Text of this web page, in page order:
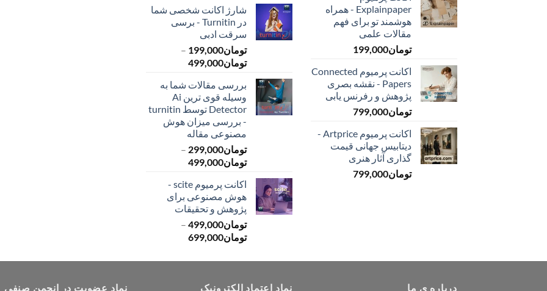
Explainpaper - همراه
هوشمند تو برای فهم
مقالات علمی
تومان199,000
اکانت پرمیوم Connected
Papers - نقشه بصری
پژوهش و رفرنس یابی
تومان799,000
اکانت پرمیوم Artprice -
دیتابیس جهانی قیمت
‌گذاری آثار هنری
تومان799,000
تومان145,000
تا
شارژ اکانت شخصی شما
در Turnitin - برسی
سرقت ادبی
تومان199,000
–
تومان499,000محدوده
تومان199,000
تا
تومان499,000
بررسی مقالات شما به
وسیله قوی ترین Ai
Detector توسط turnitin
- بررسی میزان هوش
مصنوعی مقاله
تومان299,000
–
تومان499,000محدوده
تا
تومان499,000
اکانت پرمیوم scite -
هوش مصنوعی برای
پژوهش و تحقیقات
تومان499,000
–
تومان699,000محدوده
تومان499,000
درباره ی ما نماد اعتماد الکترونیک نماد عضویت در انجمن صنفی